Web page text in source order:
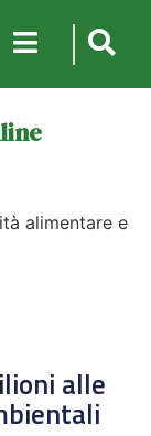
alimentare e
alle